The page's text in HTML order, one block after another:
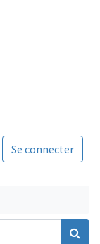
Se connecter